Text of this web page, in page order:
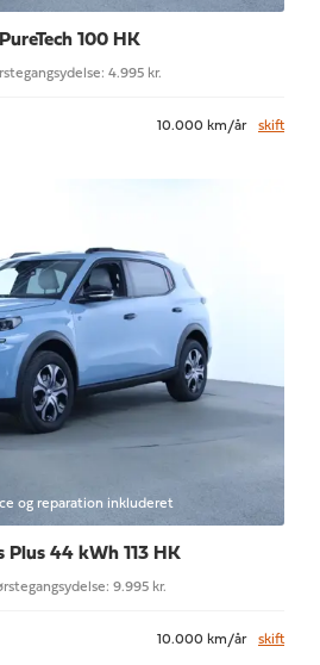
100 HK
4.995 kr.
10.000 km/år skift
og reparation inkluderet
Plus 44 kWh 113 HK
9.995 kr.
10.000 km/år skift